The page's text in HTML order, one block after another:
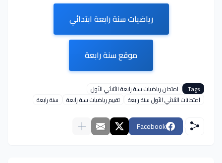
رياضيات سنة رابعة ابتدائي
موقع سنة رابعة
Tags:
امتحان رياضيات سنة رابعة الثلاثي الأول
امتحانات الثلاثي الأول سنة رابعة
تقييم رياضيات سنة رابعة سنة رابعة
Facebook